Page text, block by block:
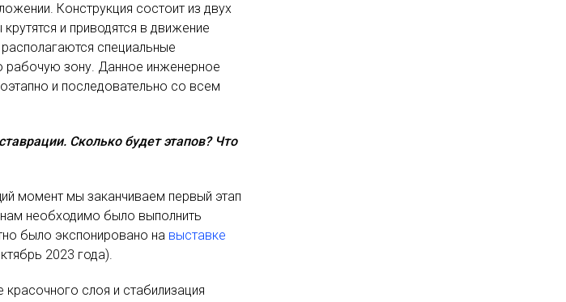
Конструкция состоит из двух
и приводятся в движение
специальные
зону. Данное инженерное
и последовательно со всем
Сколько будет этапов? Что
момент мы заканчиваем первый этап
необходимо было выполнить
было экспонировано на выставке
2023 года).
слоя и стабилизация